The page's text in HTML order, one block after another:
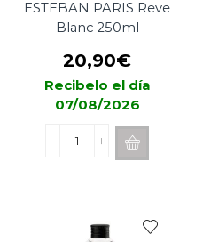
ESTEBAN PARIS Reve
Blanc 250ml
20,90€
Recibelo el día
07/08/2026
Recarga
Mikado
Blanc